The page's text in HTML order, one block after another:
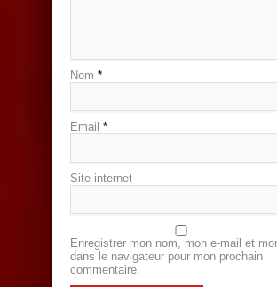
Nom *
Email *
Site internet
Enregistrer mon nom, mon e-mail et
dans le navigateur pour mon prochain
commentaire.